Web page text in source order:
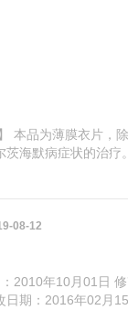
本品为薄膜衣片
茨海默病症状的治
08-12
2010年10月01日
期：2016年02月